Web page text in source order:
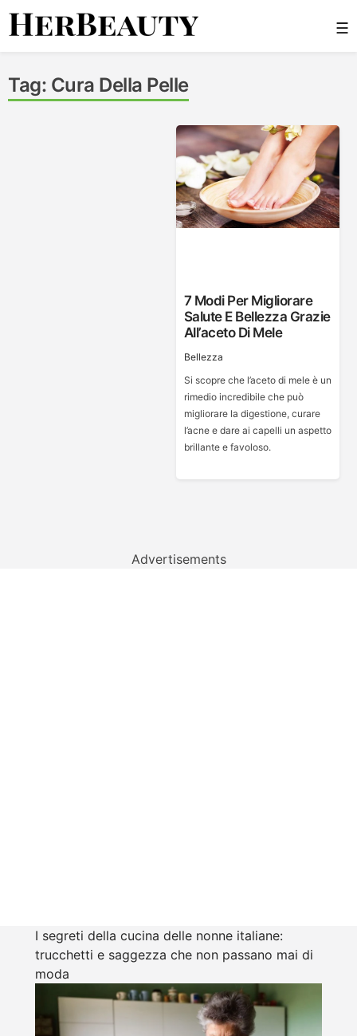
Skip
☰
Tag: Cura Della Pelle
7 Modi Per Migliorare
Salute E Bellezza Grazie
All’aceto Di Mele
Bellezza
Si scopre che l’aceto di mele è un
rimedio incredibile che può
migliorare la digestione, curare
l’acne e dare ai capelli un aspetto
brillante e favoloso.
Advertisements
I segreti della cucina delle nonne italiane:
trucchetti e saggezza che non passano mai di
moda